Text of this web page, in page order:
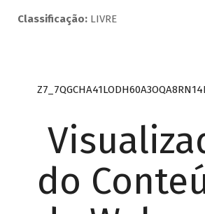
Classificação:LIVRE
do